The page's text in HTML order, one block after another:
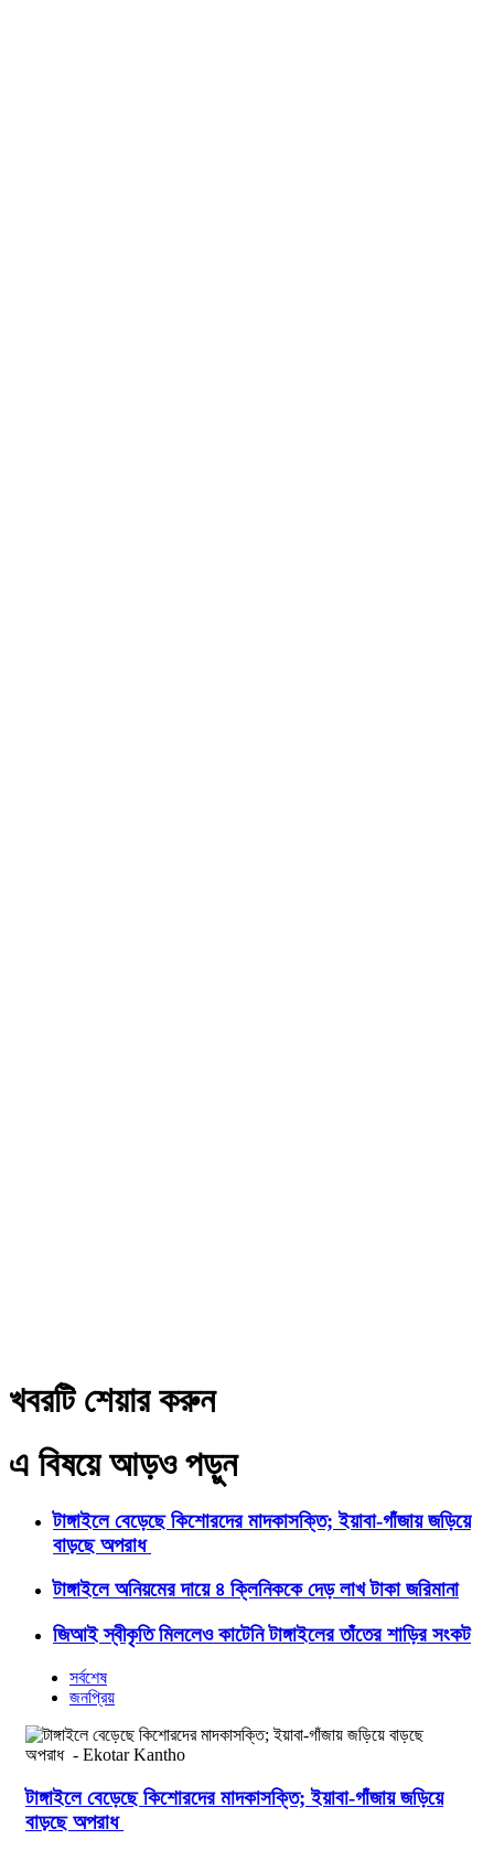
খবরটি শেয়ার করুন
এ বিষয়ে আড়ও পড়ুন
টাঙ্গাইলে বেড়েছে কিশোরদের মাদকাসক্তি; ইয়াবা-গাঁজায় জড়িয়ে
বাড়ছে অপরাধ
টাঙ্গাইলে অনিয়মের দায়ে ৪ ক্লিনিককে দেড় লাখ টাকা জরিমানা
জিআই স্বীকৃতি মিললেও কাটেনি টাঙ্গাইলের তাঁতের শাড়ির সংকট
সর্বশেষ
জনপ্রিয়
টাঙ্গাইলে বেড়েছে কিশোরদের মাদকাসক্তি; ইয়াবা-গাঁজায় জড়িয়ে
বাড়ছে অপরাধ